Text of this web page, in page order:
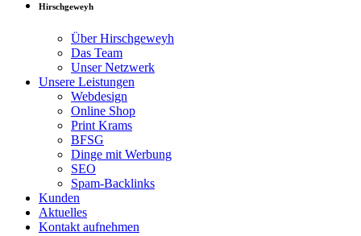
Hirschgeweyh
Über Hirschgeweyh
Das Team
Unser Netzwerk
Unsere Leistungen
Webdesign
Online Shop
Print Krams
BFSG
Dinge mit Werbung
SEO
Spam-Backlinks
Kunden
Aktuelles
Kontakt aufnehmen